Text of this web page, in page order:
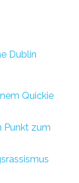
Dublin
Quickie
Punkt zum